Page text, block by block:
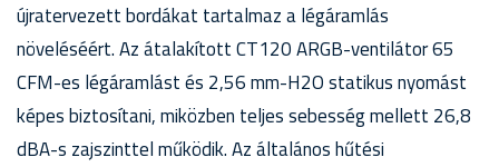
újratervezett bordákat tartalmaz a légáramlás
növeléséért. Az átalakított CT120 ARGB-ventilátor 65
CFM-es légáramlást és 2,56 mm-H2O statikus nyomást
képes biztosítani, miközben teljes sebesség mellett 26,8
dBA-s zajszinttel működik. Az általános hűtési